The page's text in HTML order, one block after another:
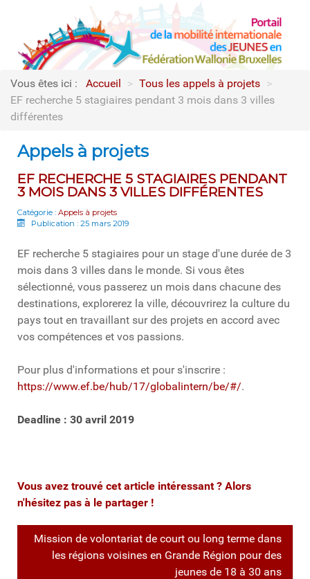
Vous êtes ici : Accueil > Tous les appels à projets >
EF recherche 5 stagiaires pendant 3 mois dans 3 villes
différentes
Appels à projets
EF RECHERCHE 5 STAGIAIRES PENDANT
3 MOIS DANS 3 VILLES DIFFÉRENTES
Catégorie : Appels à projets
Publication : 25 mars 2019
EF recherche 5 stagiaires pour un stage d'une durée de 3
mois dans 3 villes dans le monde. Si vous êtes
sélectionné, vous passerez un mois dans chacune des
destinations, explorerez la ville, découvrirez la culture du
pays tout en travaillant sur des projets en accord avec
vos compétences et vos passions.
Pour plus d'informations et pour s'inscrire :
https://www.ef.be/hub/17/globalintern/be/#/.
Deadline : 30 avril 2019
Vous avez trouvé cet article intéressant ? Alors
n'hésitez pas à le partager !
Mission de volontariat de court ou long terme dans
les régions voisines en Grande Région pour des
jeunes de 18 à 30 ans